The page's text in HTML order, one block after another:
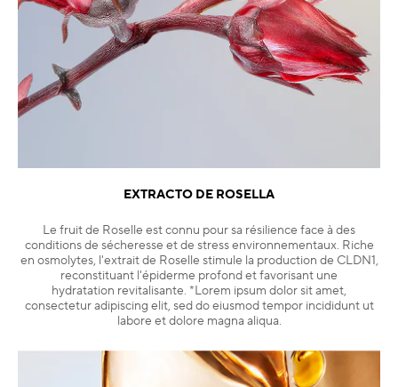
EXTRACTO DE ROSELLA
Le fruit de Roselle est connu pour sa résilience face à des
conditions de sécheresse et de stress environnementaux. Riche
en osmolytes, l'extrait de Roselle stimule la production de CLDN1,
reconstituant l'épiderme profond et favorisant une
hydratation revitalisante. *Lorem ipsum dolor sit amet,
consectetur adipiscing elit, sed do eiusmod tempor incididunt ut
labore et dolore magna aliqua.